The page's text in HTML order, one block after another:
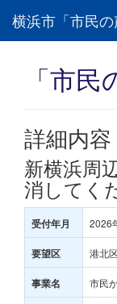
横浜市「市民
「市
詳細内容
新横浜周
消してく
受付年月 2026
要望区 港北
事業名 市民